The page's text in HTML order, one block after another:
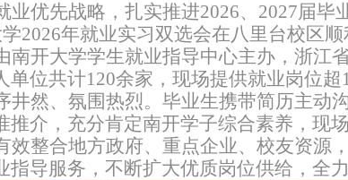
业优先战略，扎实推进2026、2027届毕
2026年就业实习双选会在八里台校区顺
南开大学学生就业指导中心主办，浙江
单位共计120余家，现场提供就业岗位超
井然、氛围热烈。毕业生携带简历主动
推介，充分肯定南开学子综合素养，现
效整合地方政府、重点企业、校友资源
指导服务，不断扩大优质岗位供给，全